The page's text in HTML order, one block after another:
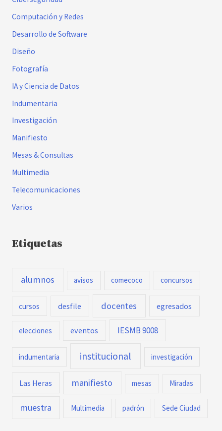
Computación y Redes
Desarrollo de Software
Diseño
Fotografía
IA y Ciencia de Datos
Indumentaria
Investigación
Manifiesto
Mesas & Consultas
Multimedia
Telecomunicaciones
Varios
Etiquetas
alumnos avisos comecoco concursos
cursos desfile docentes egresados
elecciones eventos IESMB 9008
indumentaria institucional investigación
Las Heras manifiesto mesas Miradas
muestra Multimedia padrón Sede Ciudad